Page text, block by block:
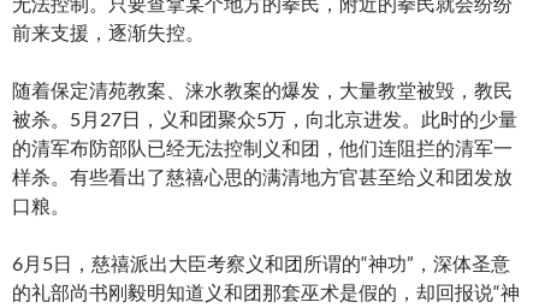
前来支援，逐渐失控。
随着保定清苑教案、涞水教案的爆发，大量教堂被毁，教民
被杀。5月27日，义和团聚众5万，向北京进发。此时的少量
的清军布防部队已经无法控制义和团，他们连阻拦的清军一
样杀。有些看出了慈禧心思的满清地方官甚至给义和团发放
口粮。
6月5日，慈禧派出大臣考察义和团所谓的“神功”，深体圣意
的礼部尚书刚毅明知道义和团那套巫术是假的，却回报说“神